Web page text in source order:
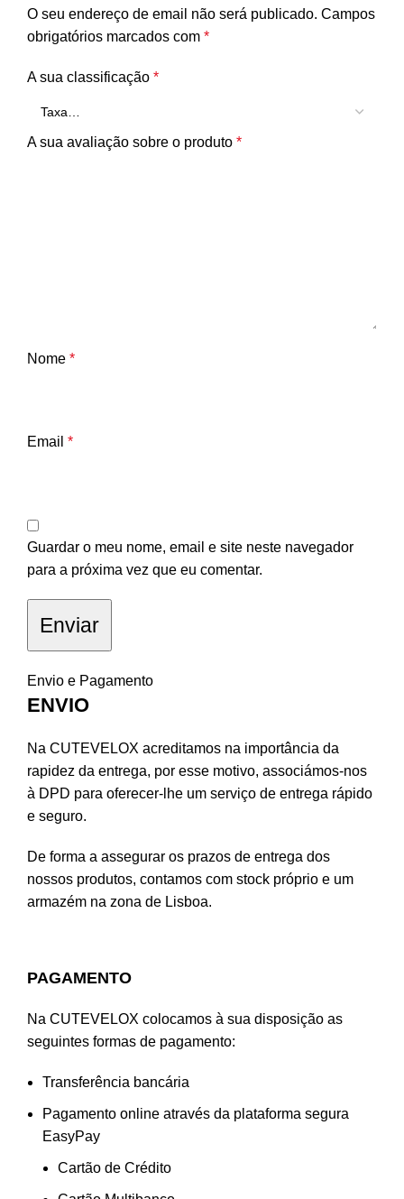
O seu endereço de email não será publicado. Campos
obrigatórios marcados com *
A sua classificação *
A sua avaliação sobre o produto *
Nome *
Email *
Guardar o meu nome, email e site neste navegador
para a próxima vez que eu comentar.
Envio e Pagamento
ENVIO
Na CUTEVELOX acreditamos na importância da
rapidez da entrega, por esse motivo, associámos-nos
à DPD para oferecer-lhe um serviço de entrega rápido
e seguro.
De forma a assegurar os prazos de entrega dos
nossos produtos, contamos com stock próprio e um
armazém na zona de Lisboa.
PAGAMENTO
Na CUTEVELOX colocamos à sua disposição as
seguintes formas de pagamento:
Transferência bancária
Pagamento online através da plataforma segura
EasyPay
Cartão de Crédito